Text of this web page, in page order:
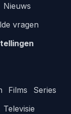
Nieuws
vragen
Films
Series
Televisie